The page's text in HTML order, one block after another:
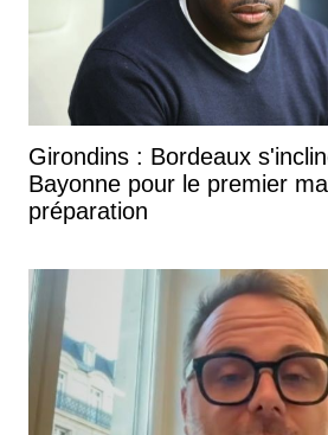
Girondins : Bordeaux
Bayonne pour le premier
préparation